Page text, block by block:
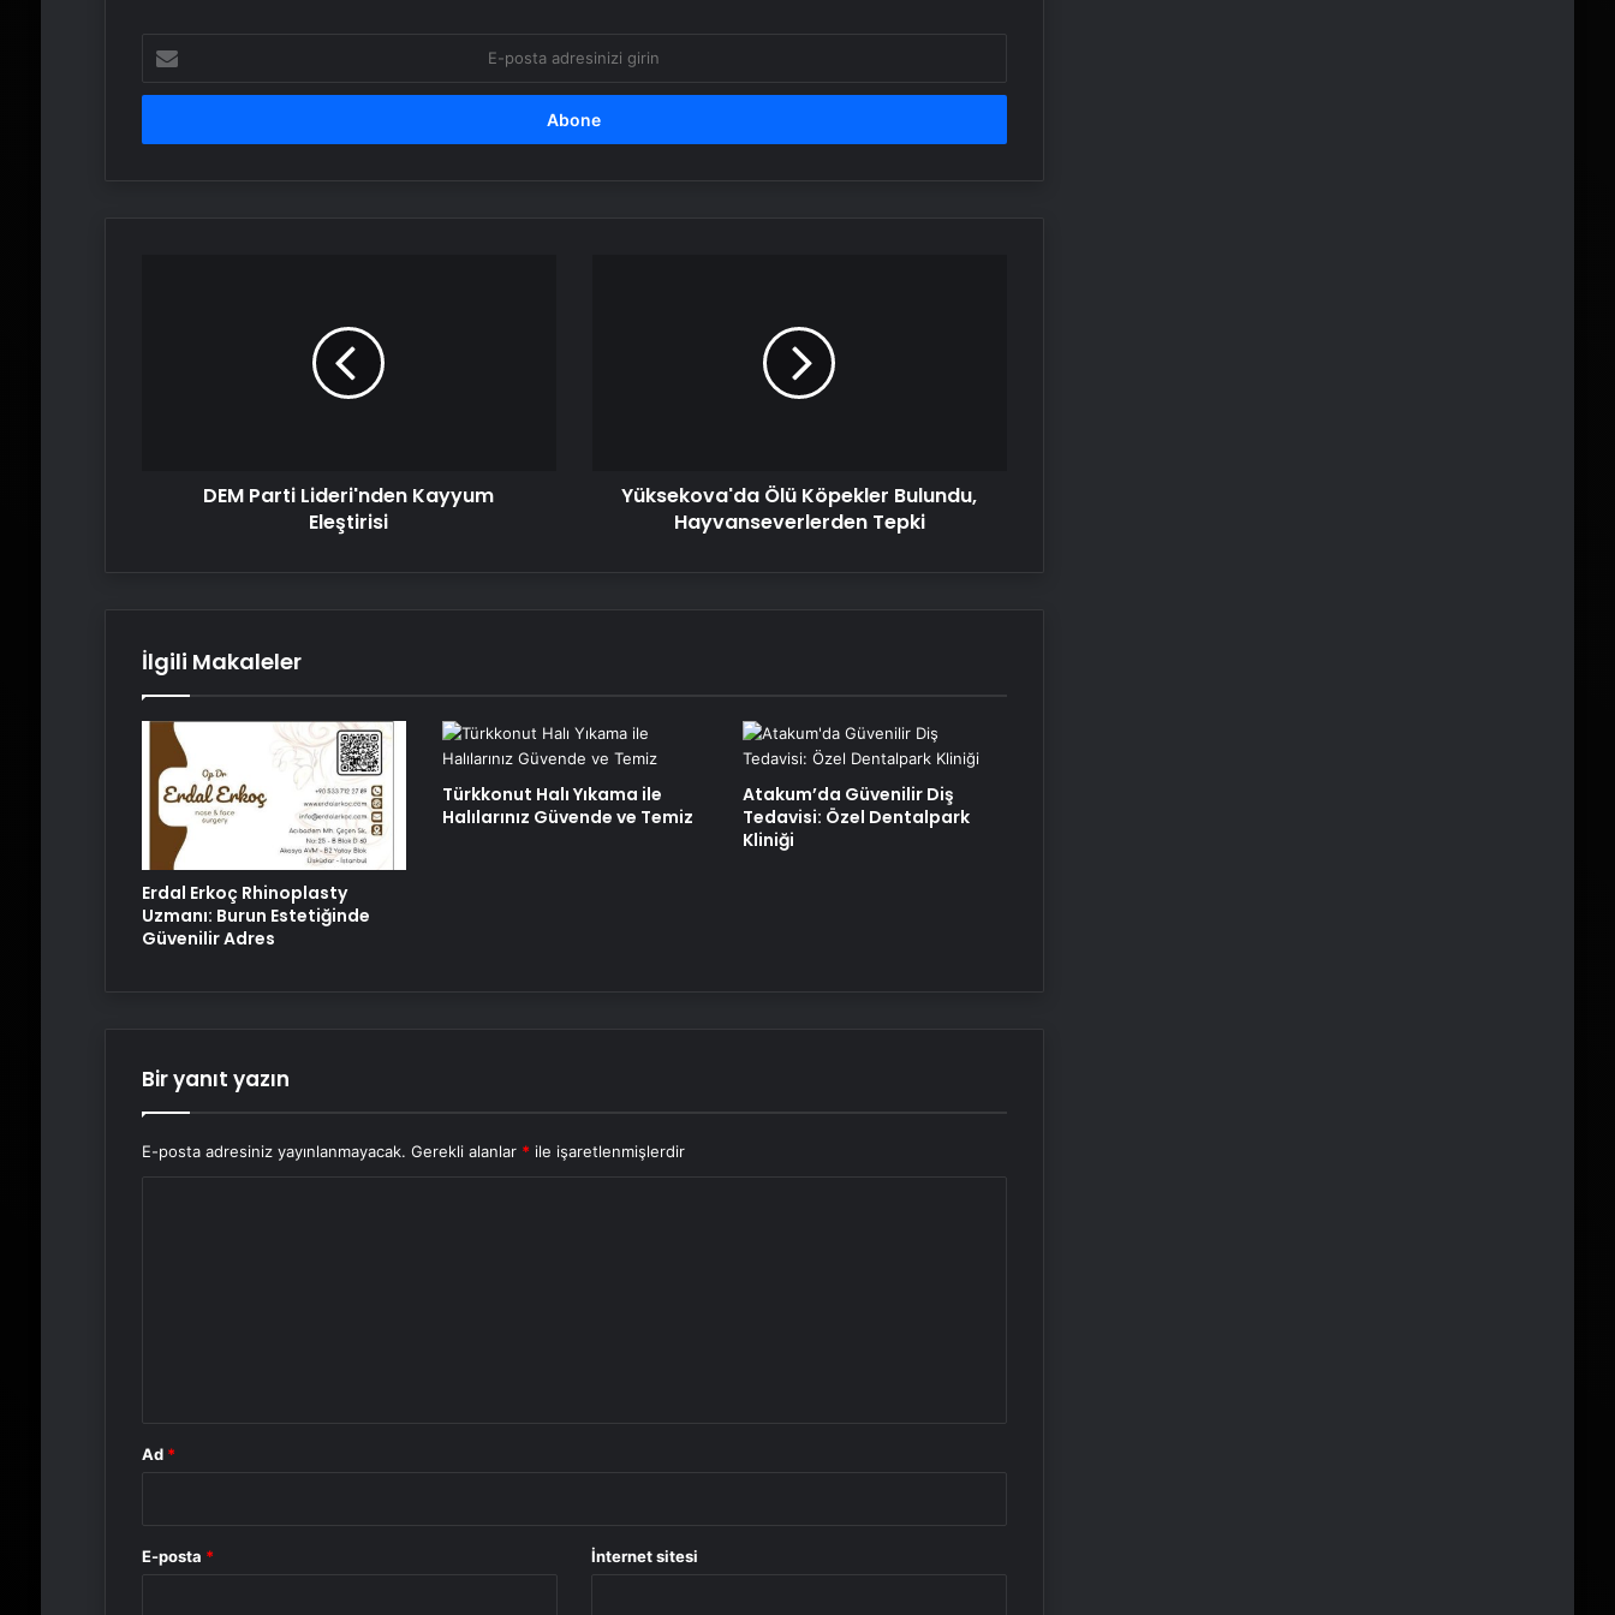
posta
adresinizi
DEM Parti Lideri'nden Kayyum
Eleştirisi
Yüksekova'da Ölü Köpekler Bulundu,
Hayvanseverlerden Tepki
İlgili Makaleler
Erdal Erkoç Rhinoplasty
Uzmanı: Burun Estetiğinde
Güvenilir Adres
Türkkonut Halı Yıkama ile
Halılarınız Güvende ve Temiz
Atakum’da Güvenilir Diş
Tedavisi: Özel Dentalpark
Kliniği
Bir yanıt yazın
E-posta adresiniz yayınlanmayacak. Gerekli alanlar * ile işaretlenmişlerdir
Ad *
E-posta * İnternet sitesi